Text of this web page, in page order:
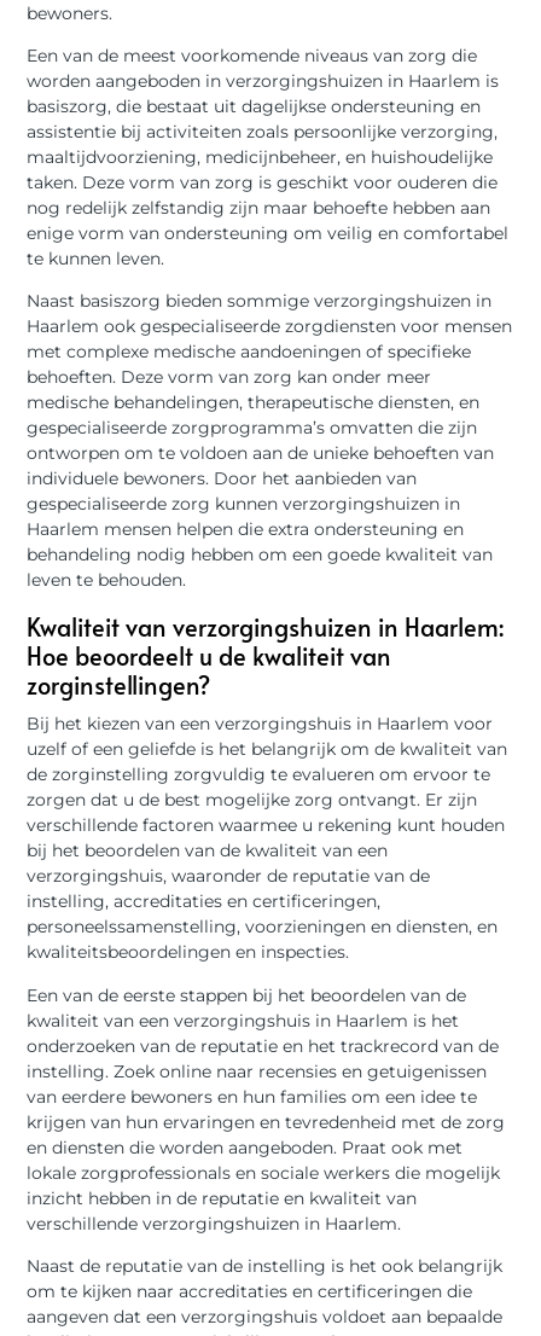
bewoners.
Een van de meest voorkomende niveaus van zorg die
worden aangeboden in verzorgingshuizen in Haarlem is
basiszorg, die bestaat uit dagelijkse ondersteuning en
assistentie bij activiteiten zoals persoonlijke verzorging,
maaltijdvoorziening, medicijnbeheer, en huishoudelijke
taken. Deze vorm van zorg is geschikt voor ouderen die
nog redelijk zelfstandig zijn maar behoefte hebben aan
enige vorm van ondersteuning om veilig en comfortabel
te kunnen leven.
Naast basiszorg bieden sommige verzorgingshuizen in
Haarlem ook gespecialiseerde zorgdiensten voor mensen
met complexe medische aandoeningen of specifieke
behoeften. Deze vorm van zorg kan onder meer
medische behandelingen, therapeutische diensten, en
gespecialiseerde zorgprogramma’s omvatten die zijn
ontworpen om te voldoen aan de unieke behoeften van
individuele bewoners. Door het aanbieden van
gespecialiseerde zorg kunnen verzorgingshuizen in
Haarlem mensen helpen die extra ondersteuning en
behandeling nodig hebben om een goede kwaliteit van
leven te behouden.
Kwaliteit van verzorgingshuizen in Haarlem:
Hoe beoordeelt u de kwaliteit van
zorginstellingen?
Bij het kiezen van een verzorgingshuis in Haarlem voor
uzelf of een geliefde is het belangrijk om de kwaliteit van
de zorginstelling zorgvuldig te evalueren om ervoor te
zorgen dat u de best mogelijke zorg ontvangt. Er zijn
verschillende factoren waarmee u rekening kunt houden
bij het beoordelen van de kwaliteit van een
verzorgingshuis, waaronder de reputatie van de
instelling, accreditaties en certificeringen,
personeelssamenstelling, voorzieningen en diensten, en
kwaliteitsbeoordelingen en inspecties.
Een van de eerste stappen bij het beoordelen van de
kwaliteit van een verzorgingshuis in Haarlem is het
onderzoeken van de reputatie en het trackrecord van de
instelling. Zoek online naar recensies en getuigenissen
van eerdere bewoners en hun families om een idee te
krijgen van hun ervaringen en tevredenheid met de zorg
en diensten die worden aangeboden. Praat ook met
lokale zorgprofessionals en sociale werkers die mogelijk
inzicht hebben in de reputatie en kwaliteit van
verschillende verzorgingshuizen in Haarlem.
Naast de reputatie van de instelling is het ook belangrijk
om te kijken naar accreditaties en certificeringen die
aangeven dat een verzorgingshuis voldoet aan bepaalde